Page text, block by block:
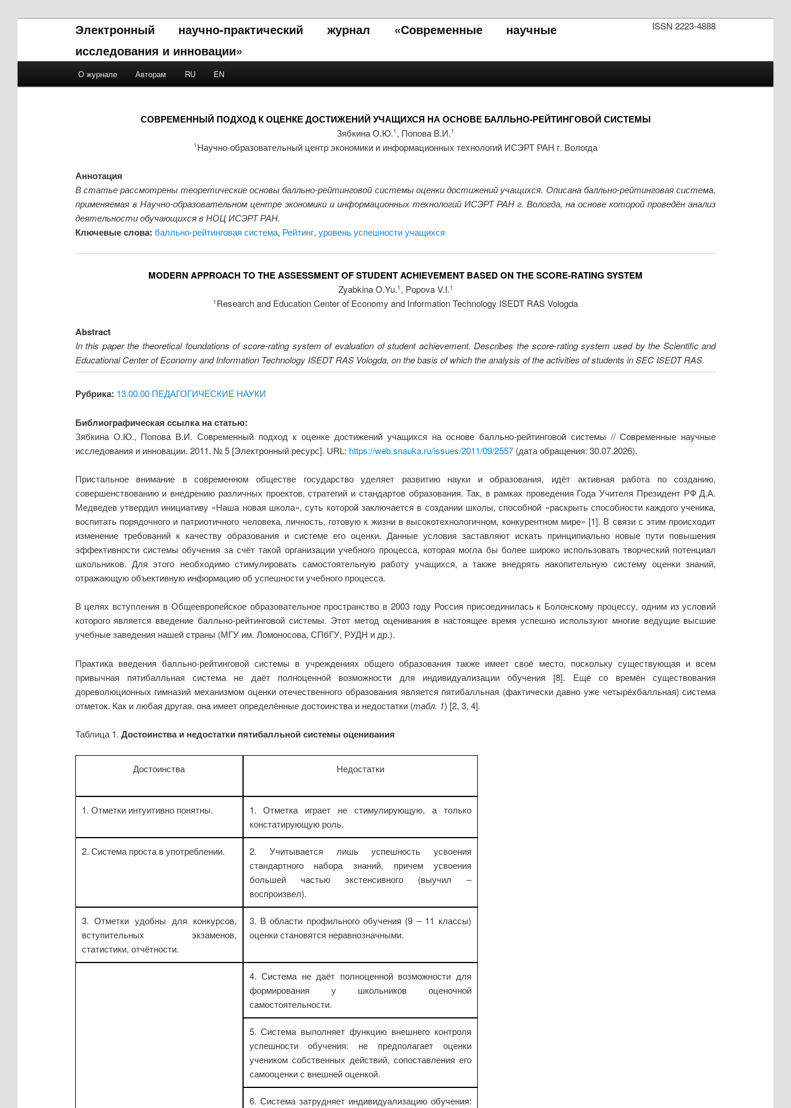
ISSN 2223-4888
Электронный научно-практический журнал «Современные научные
исследования и инновации»
Skip to primary content
Skip to secondary content
О журнале Авторам RU EN
СОВРЕМЕННЫЙ ПОДХОД К ОЦЕНКЕ ДОСТИЖЕНИЙ УЧАЩИХСЯ НА ОСНОВЕ БАЛЛЬНО-РЕЙТИНГОВОЙ СИСТЕМЫ
Зябкина О.Ю.1 , Попова В.И.1
1 Научно-образовательный центр экономики и информационных технологий ИСЭРТ РАН г. Вологда
Аннотация
В статье рассмотрены теоретические основы балльно-рейтинговой системы оценки достижений учащихся. Описана балльно-рейтинговая система,
применяемая в Научно-образовательном центре экономики и информационных технологий ИСЭРТ РАН г. Вологда, на основе которой проведён анализ
деятельности обучающихся в НОЦ ИСЭРТ РАН.
Ключевые слова: балльно-рейтинговая система, Рейтинг, уровень успешности учащихся
MODERN APPROACH TO THE ASSESSMENT OF STUDENT ACHIEVEMENT BASED ON THE SCORE-RATING SYSTEM
Zyabkina O.Yu.1 , Popova V.I.1
1 Research and Education Center of Economy and Information Technology ISEDT RAS Vologda
Abstract
In this paper the theoretical foundations of score-rating system of evaluation of student achievement. Describes the score-rating system used by the Scientific and
Educational Center of Economy and Information Technology ISEDT RAS Vologda, on the basis of which the analysis of the activities of students in SEC ISEDT RAS.
Рубрика: 13.00.00 ПЕДАГОГИЧЕСКИЕ НАУКИ
Библиографическая ссылка на статью:
Зябкина О.Ю., Попова В.И. Современный подход к оценке достижений учащихся на основе балльно-рейтинговой системы // Современные научные
исследования и инновации. 2011. № 5 [Электронный ресурс]. URL: https://web.snauka.ru/issues/2011/09/2557(дата обращения: 30.07.2026).
Пристальное внимание в современном обществе государство уделяет развитию науки и образования, идёт активная работа по созданию,
совершенствованию и внедрению различных проектов, стратегий и стандартов образования. Так, в рамках проведения Года Учителя Президент РФ Д.А.
Медведев утвердил инициативу «Наша новая школа», суть которой заключается в создании школы, способной «раскрыть способности каждого ученика,
воспитать порядочного и патриотичного человека, личность, готовую к жизни в высокотехнологичном, конкурентном мире» [1]. В связи с этим происходит
изменение требований к качеству образования и системе его оценки. Данные условия заставляют искать принципиально новые пути повышения
эффективности системы обучения за счёт такой организации учебного процесса, которая могла бы более широко использовать творческий потенциал
школьников. Для этого необходимо стимулировать самостоятельную работу учащихся, а также внедрять накопительную систему оценки знаний,
отражающую объективную информацию об успешности учебного процесса.
В целях вступления в Общеевропейское образовательное пространство в 2003 году Россия присоединилась к Болонскому процессу, одним из условий
которого является введение балльно-рейтинговой системы. Этот метод оценивания в настоящее время успешно используют многие ведущие высшие
учебные заведения нашей страны (МГУ им. Ломоносова, СПбГУ, РУДН и др.).
Практика введения балльно-рейтинговой системы в учреждениях общего образования также имеет своё место, поскольку существующая и всем
привычная пятибалльная система не даёт полноценной возможности для индивидуализации обучения [8]. Ещё со времён существования
дореволюционных гимназий механизмом оценки отечественного образования является пятибалльная (фактически давно уже четырёхбалльная) система
отметок. Как и любая другая, она имеет определённые достоинства и недостатки (табл. 1) [2, 3, 4].
Таблица 1. Достоинства и недостатки пятибалльной системы оценивания
Достоинства Недостатки
1. Отметки интуитивно понятны.
1. Отметка играет не стимулирующую, а только
констатирующую роль.
2. Система проста в употреблении.
2. Учитывается лишь успешность усвоения
стандартного набора знаний, причем усвоения
большей частью экстенсивного (выучил –
воспроизвел).
3. Отметки удобны для конкурсов,
вступительных экзаменов,
статистики, отчётности.
3. В области профильного обучения (9 – 11 классы)
оценки становятся неравнозначными.
4. Система не даёт полноценной возможности для
формирования у школьников оценочной
самостоятельности.
5. Система выполняет функцию внешнего контроля
успешности обучения: не предполагает оценки
учеником собственных действий, сопоставления его
самооценки с внешней оценкой.
6. Система затрудняет индивидуализацию обучения: